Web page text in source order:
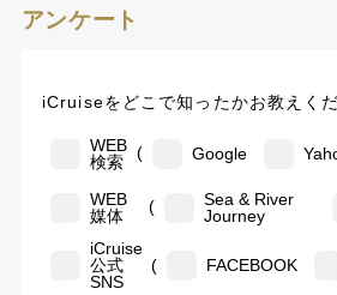
アンケート
iCruiseをどこで知ったかお教えく
WEB
検索
( Google
WEB
媒体
(
Sea & River
Journey
iCruise
公式
SNS
( FACEBOOK